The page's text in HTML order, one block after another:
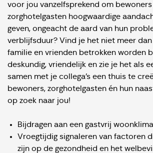
voor jou vanzelfsprekend om bewoners
zorghotelgasten hoogwaardige
geven, ongeacht de aard van hun
verblijfsduur? Vind je het niet meer
familie en vrienden betrokken worden
deskundig, vriendelijk en zie je het als
samen met je collega’s een thuis te
bewoners, zorghotelgasten én hun
op zoek naar jou!
Bijdragen aan een gastvrij
Vroegtijdig signaleren van factoren
zijn op de gezondheid en het